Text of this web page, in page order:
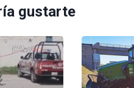
gustarte